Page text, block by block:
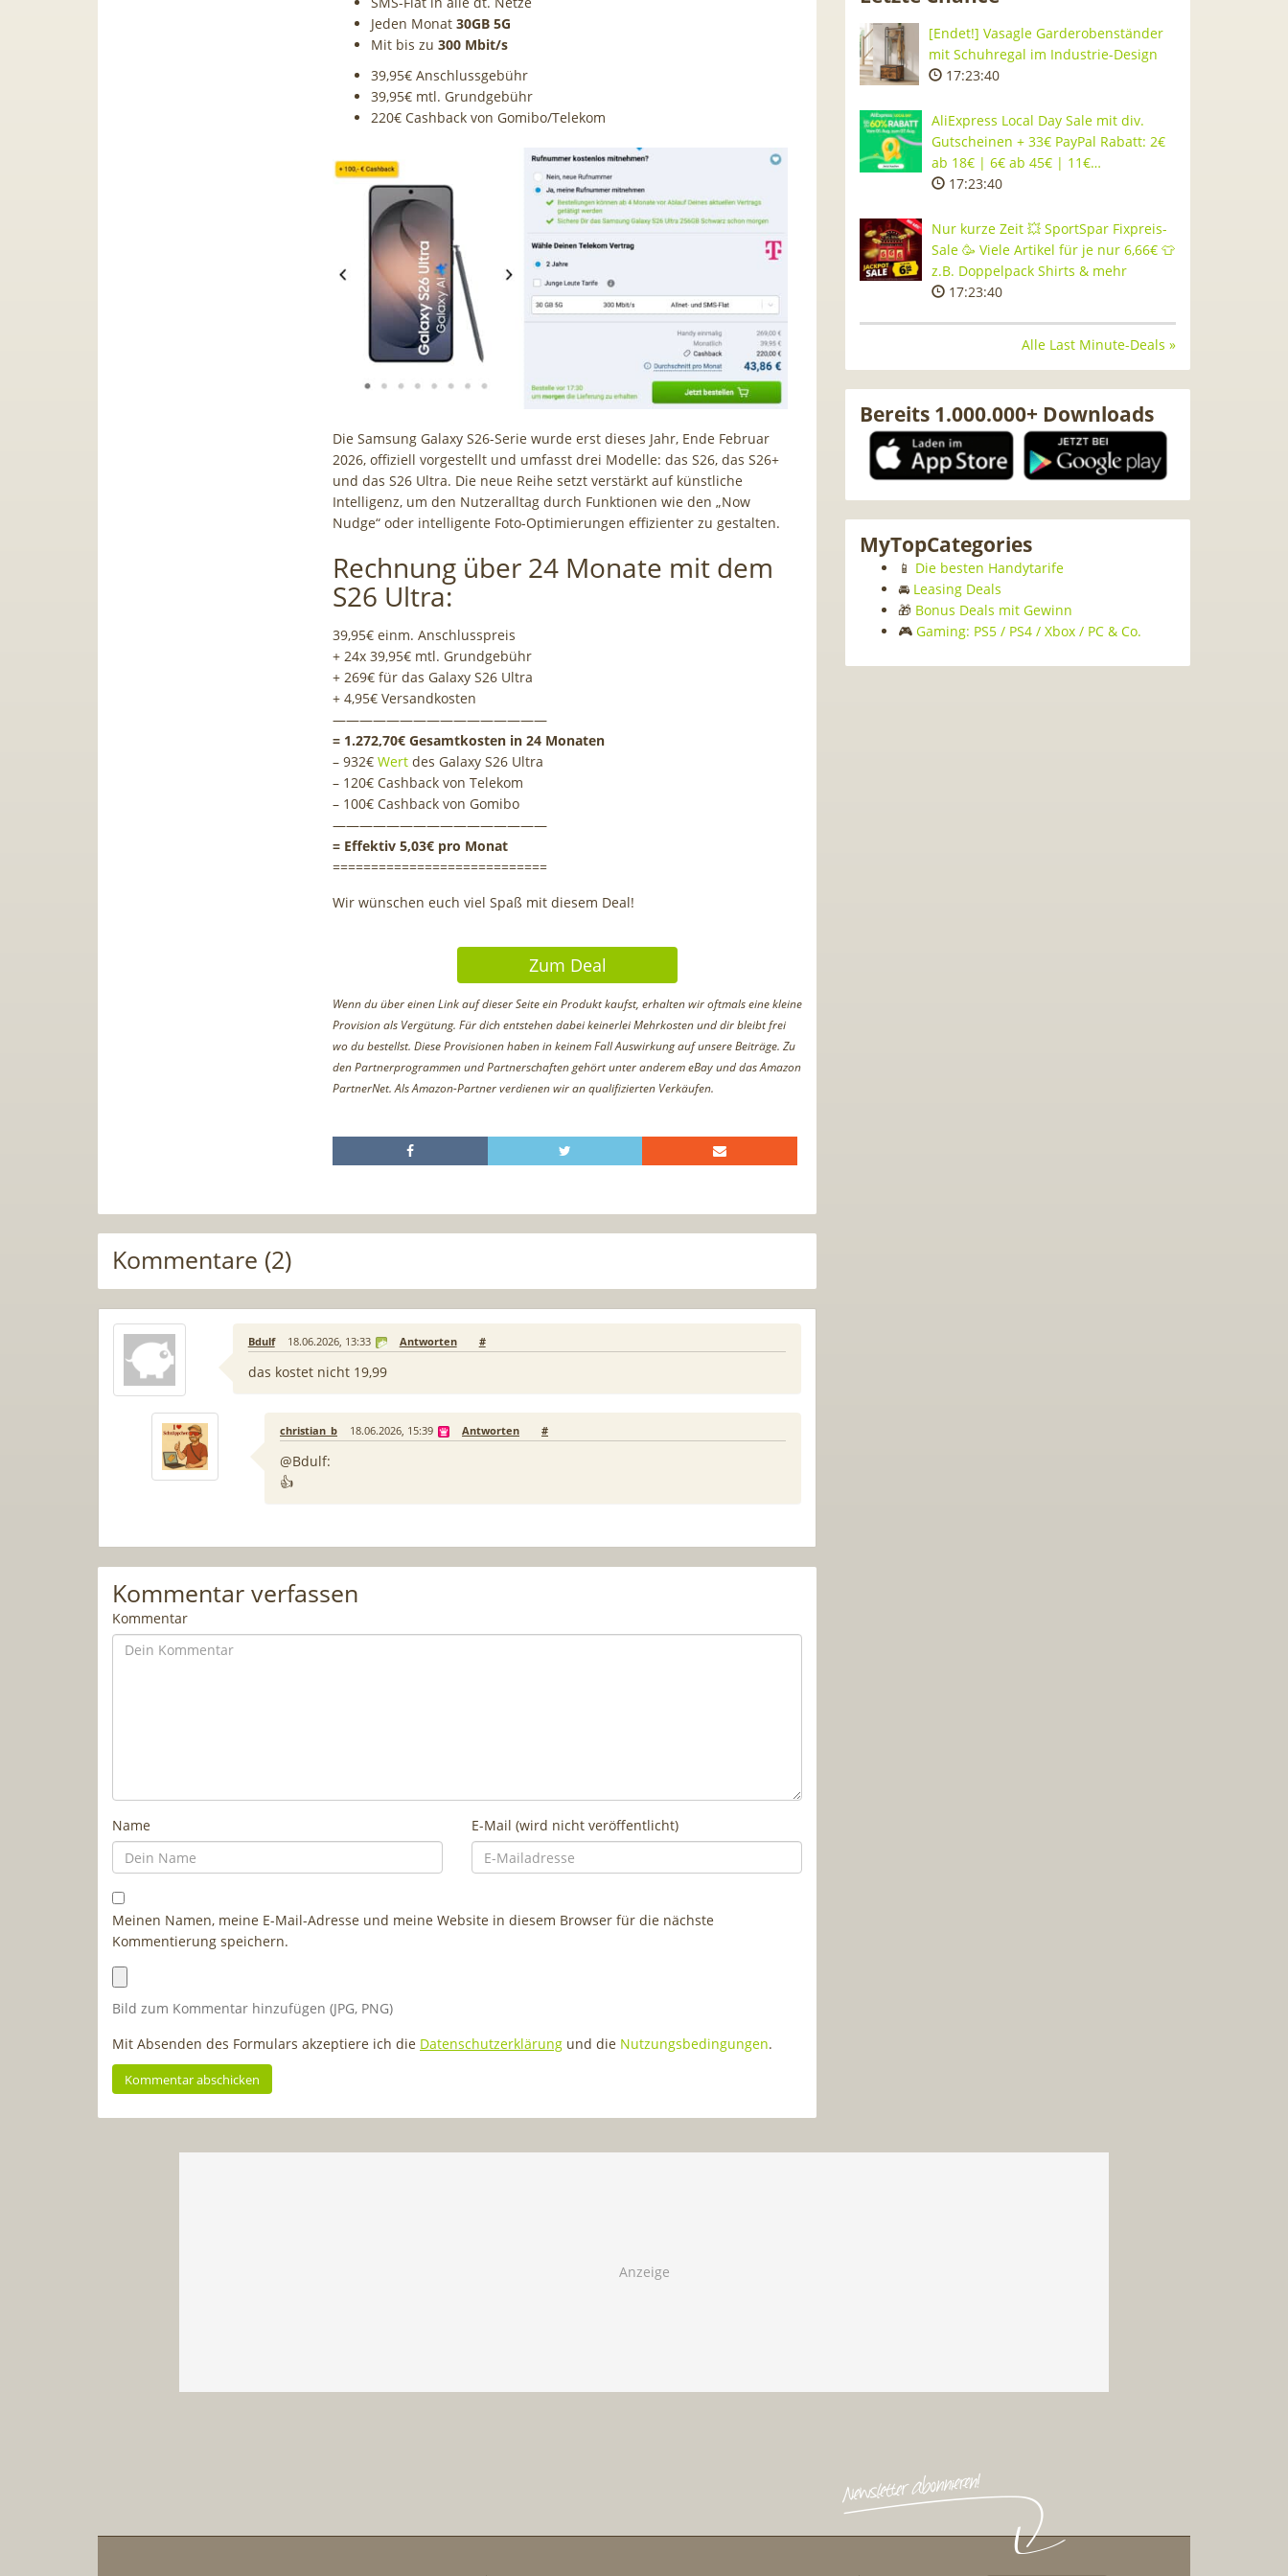
Jeden Monat 30GB 5G
Mit bis zu 300 Mbit/s
39,95€ Anschlussgebühr
39,95€ mtl. Grundgebühr
220€ Cashback von Gomibo/Telekom
Die Samsung Galaxy S26-Serie wurde erst dieses Jahr, Ende Februar
2026, offiziell vorgestellt und umfasst drei Modelle: das S26, das S26+
und das S26 Ultra. Die neue Reihe setzt verstärkt auf künstliche
Intelligenz, um den Nutzeralltag durch Funktionen wie den „Now
Nudge“ oder intelligente Foto-Optimierungen effizienter zu gestalten.
Rechnung über 24 Monate mit dem
S26 Ultra:
39,95€ einm. Anschlusspreis
+ 24x 39,95€ mtl. Grundgebühr
+ 269€ für das Galaxy S26 Ultra
+ 4,95€ Versandkosten
————————————————
= 1.272,70€ Gesamtkosten in 24 Monaten
– 932€ Wert des Galaxy S26 Ultra
– 120€ Cashback von Telekom
– 100€ Cashback von Gomibo
————————————————
= Effektiv 5,03€ pro Monat
============================
Wir wünschen euch viel Spaß mit diesem Deal!
Zum Deal
Wenn du über einen Link auf dieser Seite ein Produkt kaufst, erhalten wir oftmals eine kleine
Provision als Vergütung. Für dich entstehen dabei keinerlei Mehrkosten und dir bleibt frei
wo du bestellst. Diese Provisionen haben in keinem Fall Auswirkung auf unsere Beiträge. Zu
den Partnerprogrammen und Partnerschaften gehört unter anderem eBay und das Amazon
PartnerNet. Als Amazon-Partner verdienen wir an qualifizierten Verkäufen.
Kommentare (2)
Bdulf 18.06.2026, 13:33 Antworten #
das kostet nicht 19,99
christian_b 18.06.2026, 15:39 Antworten #
@Bdulf:
👍
Kommentar verfassen
Kommentar
Name E-Mail (wird nicht veröffentlicht)
Meinen Namen, meine E-Mail-Adresse und meine Website in diesem Browser für die nächste
Kommentierung speichern.
Bild zum Kommentar hinzufügen (JPG, PNG)
Mit Absenden des Formulars akzeptiere ich die Datenschutzerklärung und die Nutzungsbedingungen.
[Endet!] Vasagle Garderobenständer
mit Schuhregal im Industrie-Design
17:23:39
AliExpress Local Day Sale mit div.
Gutscheinen + 33€ PayPal Rabatt: 2€
ab 18€ | 6€ ab 45€ | 11€…
17:23:39
Nur kurze Zeit 💥 SportSpar Fixpreis-
Sale 🥳 Viele Artikel für je nur 6,66€ 👕
z.B. Doppelpack Shirts & mehr
17:23:39
Alle Last Minute-Deals »
Bereits 1.000.000+ Downloads
MyTopCategories
📱 Die besten Handytarife
🚘 Leasing Deals
🎁 Bonus Deals mit Gewinn
🎮 Gaming: PS5 / PS4 / Xbox / PC & Co.